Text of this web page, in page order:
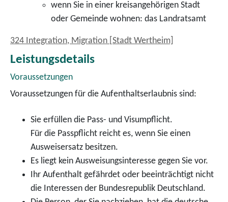
wenn Sie in einer kreisangehörigen Stadt
oder Gemeinde wohnen: das Landratsamt
324 Integration, Migration [Stadt Wertheim]
Leistungsdetails
Voraussetzungen
Voraussetzungen für die Aufenthaltserlaubnis sind:
Sie erfüllen die Pass- und Visumpflicht.
Für die Passpflicht reicht es, wenn Sie einen
Ausweisersatz besitzen.
Es liegt kein Ausweisungsinteresse gegen Sie vor.
Ihr Aufenthalt gefährdet oder beeinträchtigt nicht
die Interessen der Bundesrepublik Deutschland.